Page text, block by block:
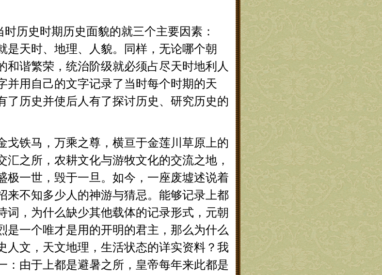
历史时期历史面貌的就三个主要因素：
是天时、地理、人貌。同样，无论哪个朝
和谐繁荣，统治阶级就必须占尽天时地利人
并用自己的文字记录了当时每个时期的天
了历史并使后人有了探讨历史、研究历史的
铁马，万乘之尊，横亘于金莲川草原上的
汇之所，农耕文化与游牧文化的交流之地，
极一世，毁于一旦。如今，一座废墟述说着
来不知多少人的神游与猜忌。能够记录上都
词，为什么缺少其他载体的记录形式，元朝
是一个唯才是用的开明的君主，那么为什么
人文，天文地理，生活状态的详实资料？我
：由于上都是避暑之所，皇帝每年来此都是